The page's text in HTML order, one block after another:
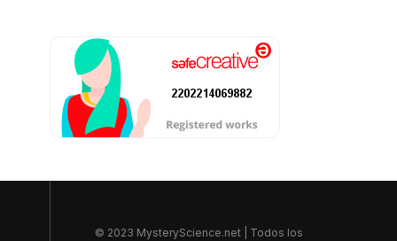
© 2023 MysteryScience.net | Todos los